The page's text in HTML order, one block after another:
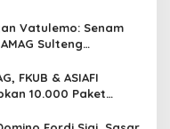
Vatulemo: Senam
Sulteng
FKUB & ASIAFI
10.000 Paket